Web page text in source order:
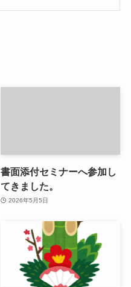
書面添付セミナーへ参加し
てきました。
2026年5月5日